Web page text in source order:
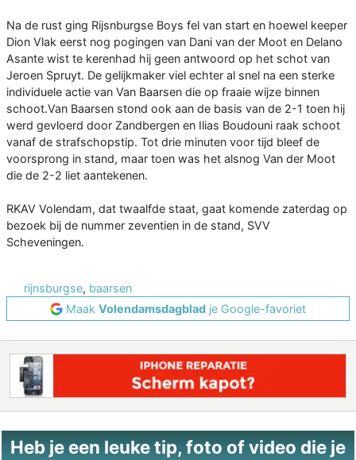
Na de rust ging Rijsnburgse Boys fel van start en hoewel keeper
Dion Vlak eerst nog pogingen van Dani van der Moot en Delano
Asante wist te kerenhad hij geen antwoord op het schot van
Jeroen Spruyt. De gelijkmaker viel echter al snel na een sterke
individuele actie van Van Baarsen die op fraaie wijze binnen
schoot.Van Baarsen stond ook aan de basis van de 2-1 toen hij
werd gevloerd door Zandbergen en Ilias Boudouni raak schoot
vanaf de strafschopstip. Tot drie minuten voor tijd bleef de
voorsprong in stand, maar toen was het alsnog Van der Moot
die de 2-2 liet aantekenen.
RKAV Volendam, dat twaalfde staat, gaat komende zaterdag op
bezoek bij de nummer zeventien in de stand, SVV
Scheveningen.
rijnsburgse, baarsen
Maak Volendamsdagblad je Google-favoriet
Heb je een leuke tip, foto of video die je